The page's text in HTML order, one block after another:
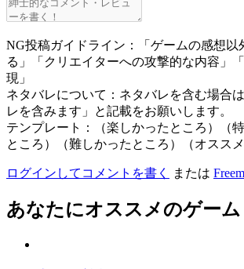
NG投稿ガイドライン：「ゲームの感想以
る」「クリエイターへの攻撃的な内容」
現」
ネタバレについて：ネタバレを含む場合
レを含みます」と記載をお願いします。
テンプレート：（楽しかったところ）（
ところ）（難しかったところ）（オススメ
ログインしてコメントを書く または
あなたにオススメのゲーム